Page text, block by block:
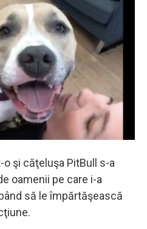
o ​​şi căţeluşa PitBull s-a
oamenii pe care i-a
să le împărtăşească